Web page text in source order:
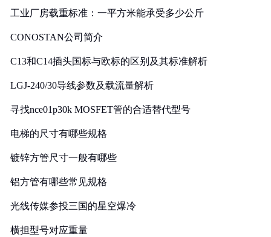
工业厂房载重标准：一平方米能承受多少公斤
CONOSTAN公司简介
C13和C14插头国标与欧标的区别及其标准解析
LGJ-240/30导线参数及载流量解析
寻找nce01p30k MOSFET管的合适替代型号
电梯的尺寸有哪些规格
镀锌方管尺寸一般有哪些
铝方管有哪些常见规格
光线传媒参投三国的星空爆冷
横担型号对应重量